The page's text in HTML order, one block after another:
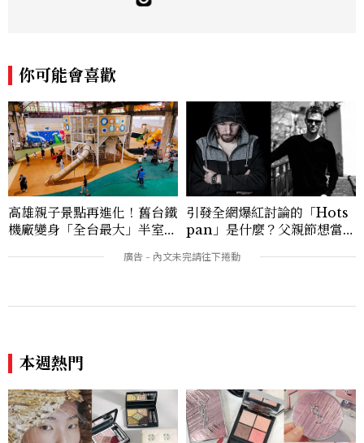
t：elina.chiang.work@gmail.com
你可能會喜歡
高雄親子景點再進化！舊台鐵
機廠變身「全台最大」半室內
引發全網爆紅討論的「Hots
pan」是什麼？父親節想當天
帥到老的關鍵
本週熱門